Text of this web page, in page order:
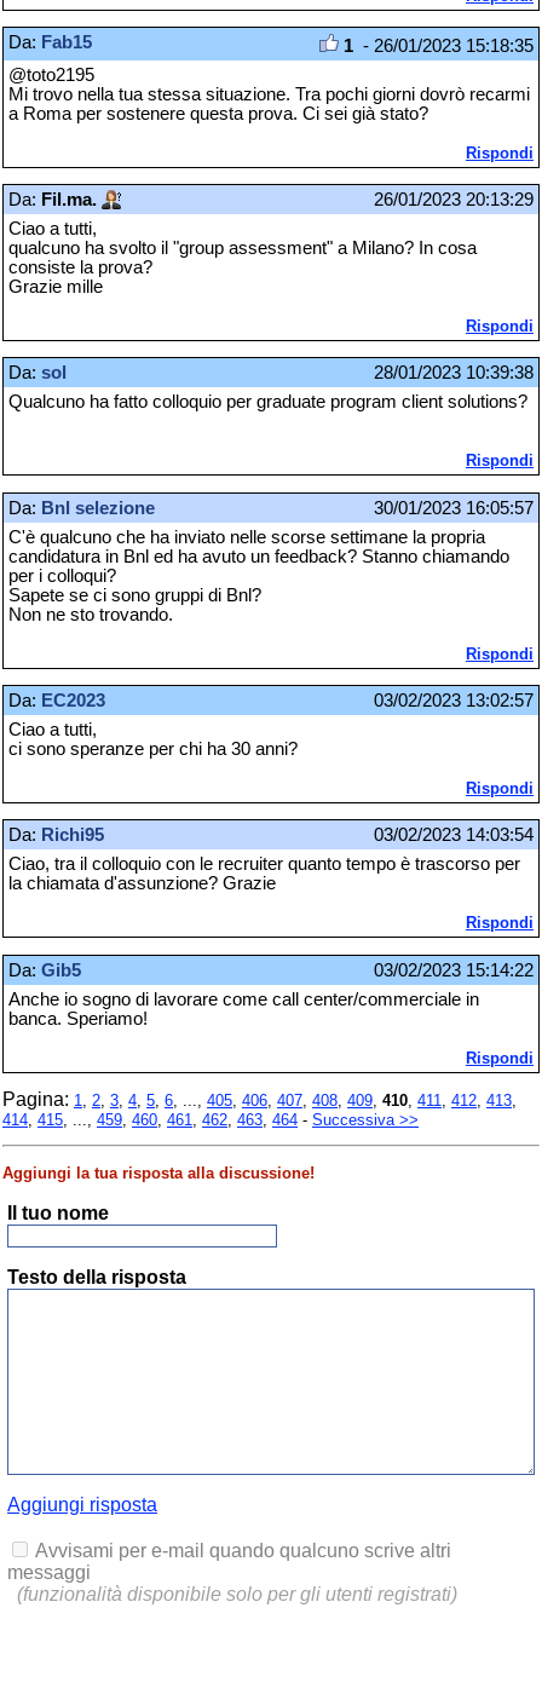
Da: Fab15 1 - 26/01/2023 15:18:35
@toto2195
Mi trovo nella tua stessa situazione. Tra pochi giorni dovrò recarmi
a Roma per sostenere questa prova. Ci sei già stato?
Rispondi
Da: Fil.ma.
26/01/2023 20:13:29
Ciao a tutti,
qualcuno ha svolto il "group assessment" a Milano? In cosa
consiste la prova?
Grazie mille
Rispondi
Da: sol
28/01/2023 10:39:38
Qualcuno ha fatto colloquio per graduate program client solutions?
Rispondi
Da: Bnl selezione
30/01/2023 16:05:57
C'è qualcuno che ha inviato nelle scorse settimane la propria
candidatura in Bnl ed ha avuto un feedback? Stanno chiamando
per i colloqui?
Sapete se ci sono gruppi di Bnl?
Non ne sto trovando.
Rispondi
Da: EC2023
03/02/2023 13:02:57
Ciao a tutti,
ci sono speranze per chi ha 30 anni?
Rispondi
Da: Richi95
03/02/2023 14:03:54
Ciao, tra il colloquio con le recruiter quanto tempo è trascorso per
la chiamata d'assunzione? Grazie
Rispondi
Da: Gib5
03/02/2023 15:14:22
Anche io sogno di lavorare come call center/commerciale in
banca. Speriamo!
Rispondi
Pagina: 1, 2, 3, 4, 5, 6, ..., 405, 406, 407, 408, 409, 410, 411, 412, 413,
414, 415, ..., 459, 460, 461, 462, 463, 464 - Successiva >>
Aggiungi la tua risposta alla discussione!
Il tuo nome
Testo della risposta
Aggiungi risposta
Avvisami per e-mail quando qualcuno scrive altri
messaggi
(funzionalità disponibile solo per gli utenti registrati)